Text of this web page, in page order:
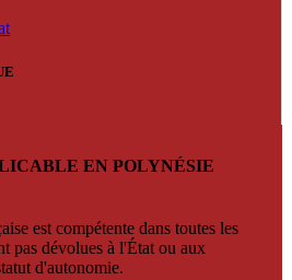
EN POLYNÉSIE
est compétente dans toutes les
pas dévolues à l'État ou aux
d'autonomie.